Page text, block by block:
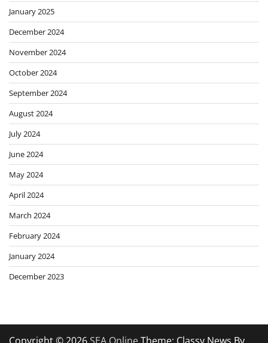
January 2025
December 2024
November 2024
October 2024
September 2024
August 2024
July 2024
June 2024
May 2024
April 2024
March 2024
February 2024
January 2024
December 2023